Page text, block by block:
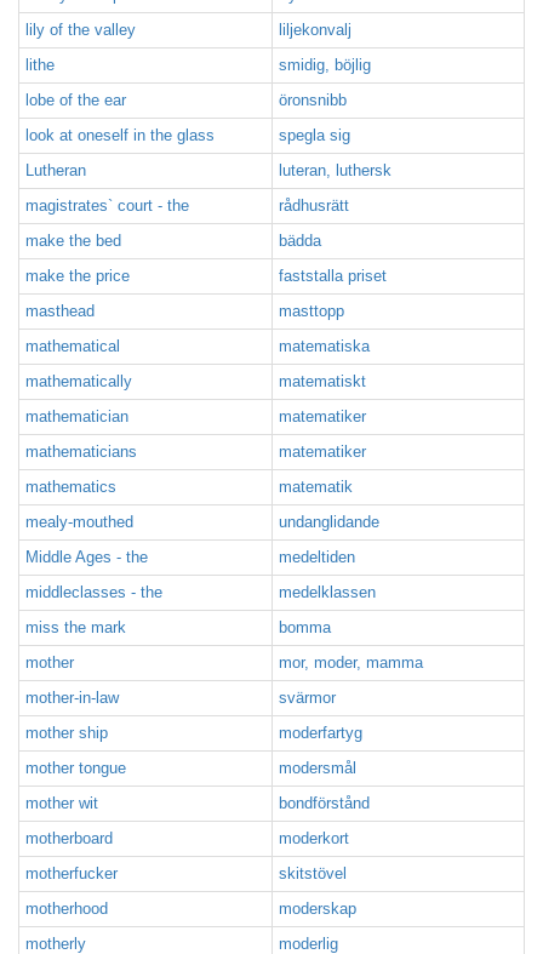
lily of the valley
liljekonvalj
lithe
smidig, böjlig
lobe of the ear
öronsnibb
look at oneself in the glass
spegla sig
Lutheran
luteran, luthersk
magistrates` court - the
rådhusrätt
make the bed
bädda
make the price
faststalla priset
masthead
masttopp
mathematical
matematiska
mathematically
matematiskt
mathematician
matematiker
mathematicians
matematiker
mathematics
matematik
mealy-mouthed
undanglidande
Middle Ages - the
medeltiden
middleclasses - the
medelklassen
miss the mark
bomma
mother
mor, moder, mamma
mother-in-law
svärmor
mother ship
moderfartyg
mother tongue
modersmål
mother wit
bondförstånd
motherboard
moderkort
motherfucker
skitstövel
motherhood
moderskap
motherly
moderlig